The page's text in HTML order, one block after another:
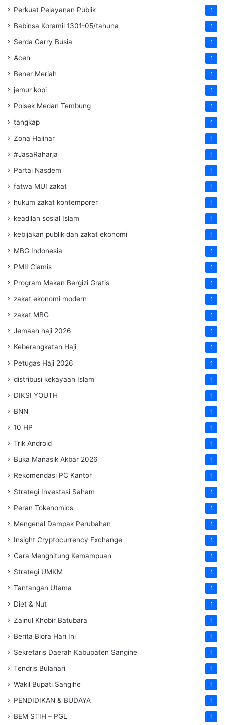
Perkuat Pelayanan Publik 1
Babinsa Koramil 1301-05/tahuna 1
Serda Garry Busia 1
Aceh 1
Bener Meriah 1
jemur kopi 1
Polsek Medan Tembung 1
tangkap 1
Zona Halinar 1
#JasaRaharja 1
Partai Nasdem 1
fatwa MUI zakat 1
hukum zakat kontemporer 1
keadilan sosial Islam 1
kebijakan publik dan zakat ekonomi 1
MBG Indonesia 1
PMII Ciamis 1
Program Makan Bergizi Gratis 1
zakat ekonomi modern 1
zakat MBG 1
Jemaah haji 2026 1
Keberangkatan Haji 1
Petugas Haji 2026 1
distribusi kekayaan Islam 1
DIKSI YOUTH 1
BNN 1
10 HP 1
Trik Android 1
Buka Manasik Akbar 2026 1
Rekomendasi PC Kantor 1
Strategi Investasi Saham 1
Peran Tokenomics 1
Mengenal Dampak Perubahan 1
Insight Cryptocurrency Exchange 1
Cara Menghitung Kemampuan 1
Strategi UMKM 1
Tantangan Utama 1
Diet & Nut 1
Zainul Khobir Batubara 1
Berita Blora Hari Ini 1
Sekretaris Daerah Kabupaten Sangihe 1
Tendris Bulahari 1
Wakil Bupati Sangihe 1
PENDIDIKAN & BUDAYA 1
BEM STIH – PGL 1